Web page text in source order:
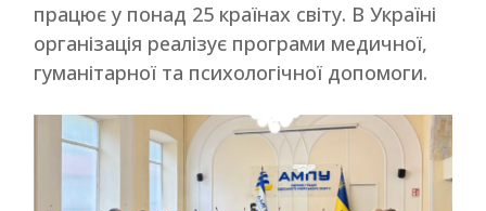
працює у понад 25 країнах світу. В Україні
організація реалізує програми медичної,
гуманітарної та психологічної допомоги.